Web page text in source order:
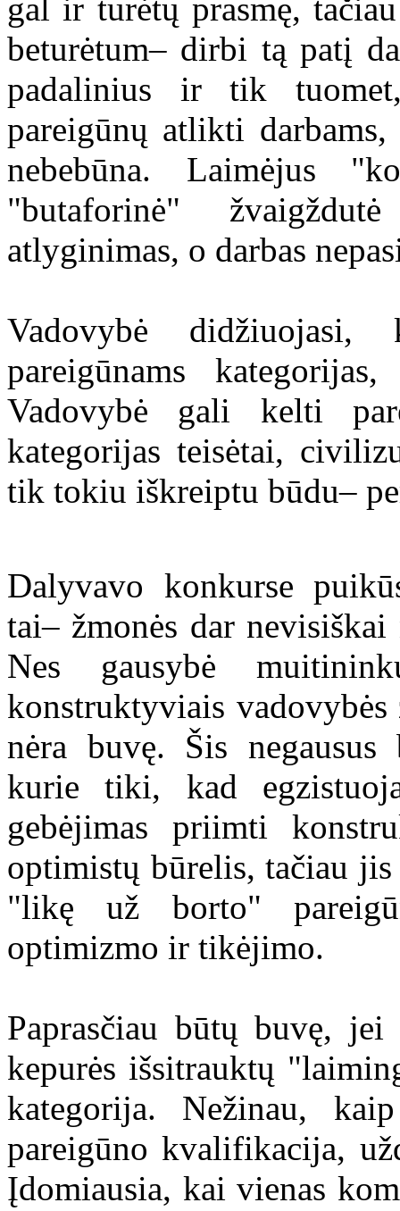
gal ir turėtų prasmę,
beturėtum– dirbi tą patį
padalinius ir tik
pareigūnų atlikti
nebebūna. Laimėjus
"butaforinė"
atlyginimas, o darbas
Vadovybė
pareigūnams
Vadovybė gali kelti
kategorijas teisėtai,
tik tokiu iškreiptu būdu–
Dalyvavo konkurse
tai– žmonės dar
Nes gausybė
konstruktyviais
nėra buvę. Šis
kurie tiki, kad
gebėjimas priimti
optimistų būrelis, tačiau jis
"likę už borto"
optimizmo ir tikėjimo.
Paprasčiau būtų buvę,
kepurės išsitrauktų
kategorija. Nežinau,
pareigūno kvalifikacija,
Įdomiausia, kai vienas